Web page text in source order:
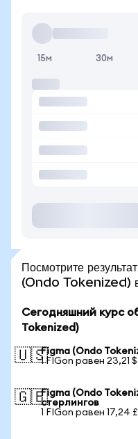
15м 30м
Посмотрите
(Ondo Tokenized) в
Сегодняшний курс
Tokenized)
🇺🇸Figma (Ondo
1 FIGon равен 23,21 $
🇬🇧Figma (Ondo
стерлингов
1 FIGon равен 17,24 £